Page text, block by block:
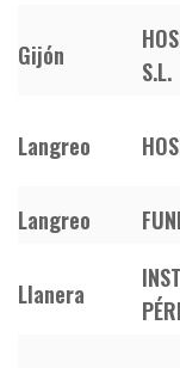
Gijón
S.L.
Langreo
Langreo
Llanera